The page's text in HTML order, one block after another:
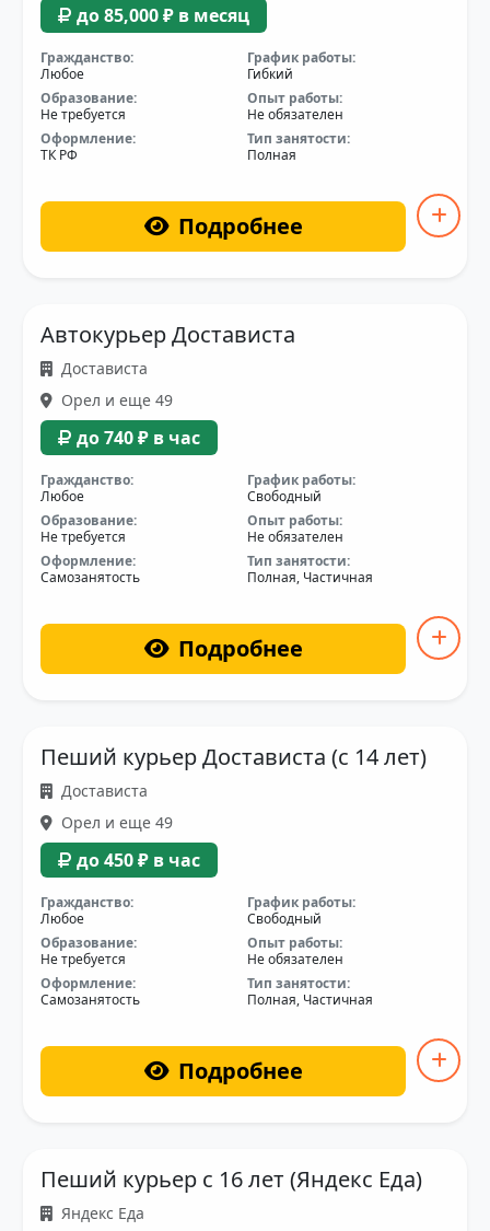
до 85,000 ₽ в месяц
Гражданство:
Любое
График работы:
Гибкий
Образование:
Не требуется
Опыт работы:
Не обязателен
Оформление:
ТК РФ
Тип занятости:
Полная
Подробнее
Автокурьер Достависта
Достависта
Орел и еще 49
до 740 ₽ в час
Гражданство:
Любое
График работы:
Свободный
Образование:
Не требуется
Опыт работы:
Не обязателен
Оформление:
Самозанятость
Тип занятости:
Полная, Частичная
Подробнее
Пеший курьер Достависта (с 14 лет)
Достависта
Орел и еще 49
до 450 ₽ в час
Гражданство:
Любое
График работы:
Свободный
Образование:
Не требуется
Опыт работы:
Не обязателен
Оформление:
Самозанятость
Тип занятости:
Полная, Частичная
Подробнее
Пеший курьер с 16 лет (Яндекс Еда)
Яндекс Еда